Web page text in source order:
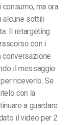
consumo, ma ora
alcune sottili
Il retargeting
con i
conversazione
il messaggio
riceverlo. Se
con la
a guardare
il video per 2